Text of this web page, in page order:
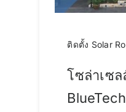
ติดตั้ง Solar
โซล่าเซล